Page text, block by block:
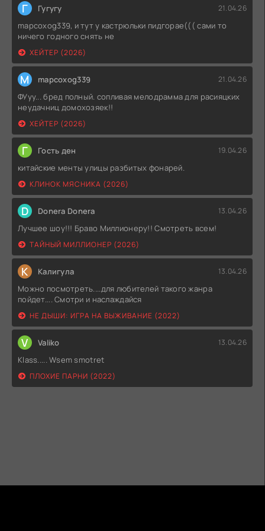
Г Гугугу 21.04.26
mapcoxog339, и тут у кастрюльки пидгорае((( сами то
ничего годного снять не
ХЕЙТЕР (2026)
M mapcoxog339 21.04.26
ФУуу... бред полный. сопливая мелодрамма для расияцких
неудачниц домохозяек!!
ХЕЙТЕР (2026)
Г Гость ден 19.04.26
китайские менты улицы разбитых фонарей.
КЛИНОК МЯСНИКА (2026)
D Donera Donera 13.04.26
Лучшее шоу!!! Браво Миллионеру!! Смотреть всем!
ТАЙНЫЙ МИЛЛИОНЕР (2026)
К Калигула 13.04.26
Можно посмотреть....для любителей такого жанра
пойдет.... Смотри и наслаждайся
НЕ ДЫШИ: ИГРА НА ВЫЖИВАНИЕ (2022)
V Valiko 13.04.26
Klass..... Wsem smotret
ПЛОХИЕ ПАРНИ (2022)